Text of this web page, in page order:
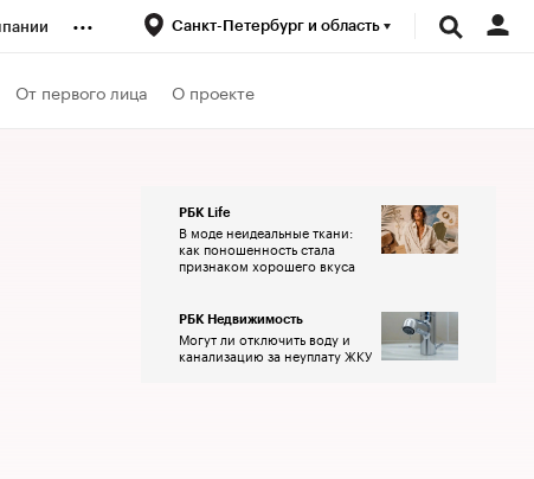
... Санкт-Петербург и область
От первого лица О проекте
РБК Life
В моде неидеальные ткани:
как поношенность стала
признаком хорошего вкуса
РБК Недвижимость
Могут ли отключить воду и
канализацию за неуплату ЖКУ